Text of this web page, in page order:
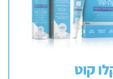
קוט